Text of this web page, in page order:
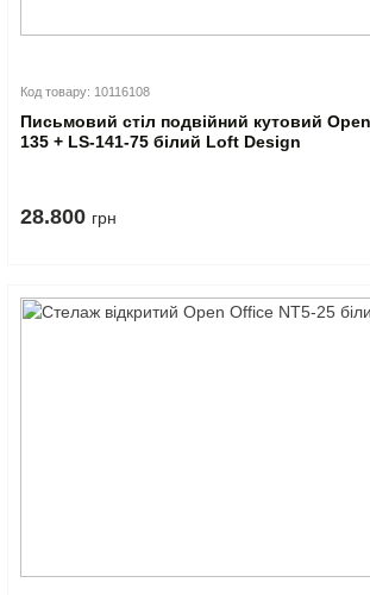
Код товару: 10116108
Письмовий стіл подвійний кутовий
135 + LS-141-75 білий Loft Design
28.800 грн